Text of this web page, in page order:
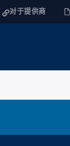
对于提供商